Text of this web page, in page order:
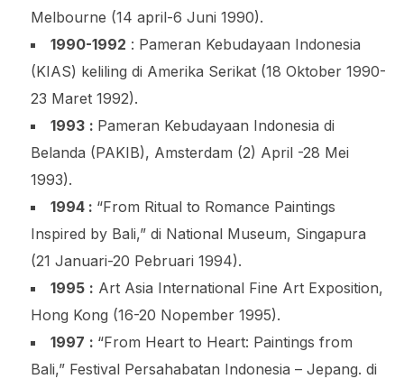
Melbourne (14 april-6 Juni 1990).
1990-1992 : Pameran Kebudayaan Indonesia
(KIAS) keliling di Amerika Serikat (18 Oktober 1990-
23 Maret 1992).
1993 : Pameran Kebudayaan Indonesia di
Belanda (PAKIB), Amsterdam (2) April -28 Mei
1993).
1994 : “From Ritual to Romance Paintings
Inspired by Bali,” di National Museum, Singapura
(21 Januari-20 Pebruari 1994).
1995 : Art Asia International Fine Art Exposition,
Hong Kong (16-20 Nopember 1995).
1997 : “From Heart to Heart: Paintings from
Bali,” Festival Persahabatan Indonesia – Jepang. di